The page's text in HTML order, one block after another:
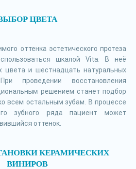
ЦВЕТА
оттенка эстетического протеза
шкалой Vita. В неё
цвета и шестнадцать натуральных
проведении восстановления
решением станет подбор
всем остальным зубам. В процессе
зубного ряда пациент может
оттенок.
КЕРАМИЧЕСКИХ
ВИНИРОВ